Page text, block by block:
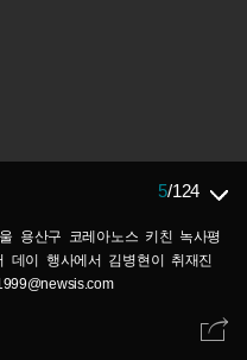
5/124
용산구 코레아노스 키친 녹사평
데이 행사에서 김병현이 취재진